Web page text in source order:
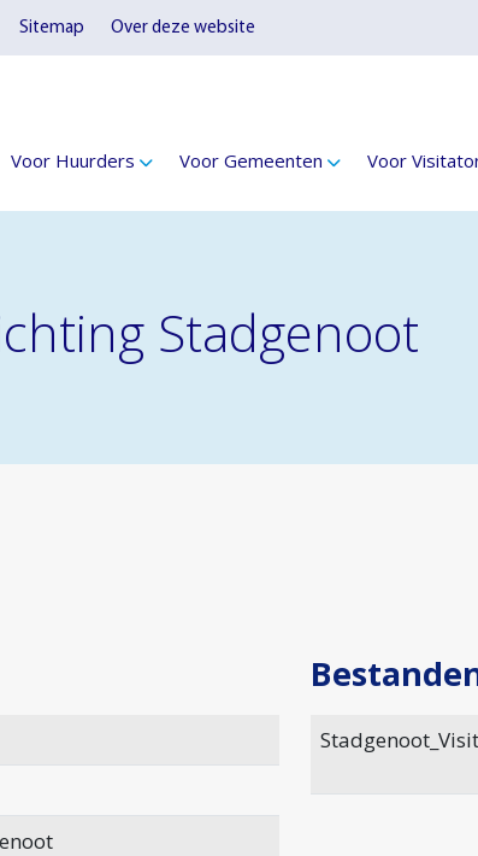
Sitemap Over deze website
Voor Huurders Voor Gemeenten Voor
Stadgenoot